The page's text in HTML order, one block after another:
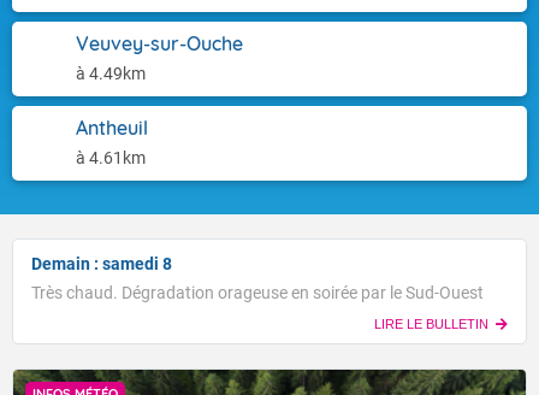
Veuvey-sur-Ouche
à 4.49km
Antheuil
à 4.61km
Demain : samedi 8
Très chaud. Dégradation orageuse en soirée par le Sud-Ouest
LIRE LE BULLETIN